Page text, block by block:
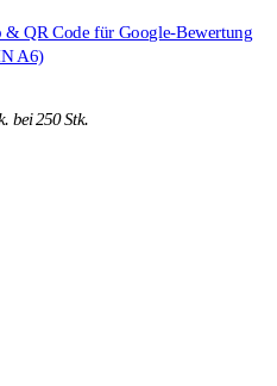
QR Code für Google-Bewertung
A6)
bei 250 Stk.